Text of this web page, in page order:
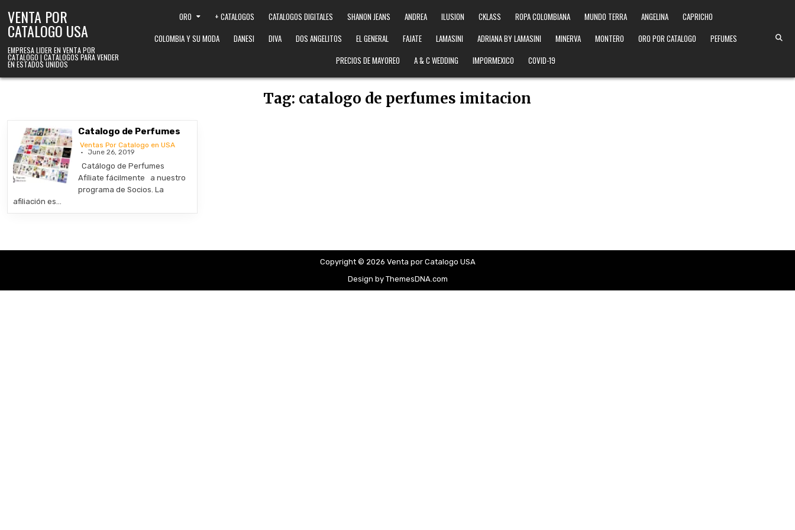
VENTA POR
CATALOGO USA
EMPRESA LIDER EN VENTA POR
CATALOGO | CATALOGOS PARA VENDER
EN ESTADOS UNIDOS
ORO + CATALOGOS CATALOGOS DIGITALES SHANON JEANS ANDREA ILUSION CKLASS ROPA COLOMBIANA MUNDO TERRA ANGELINA
CAPRICHO
COLOMBIA Y SU MODA
DANESI DIVA DOS ANGELITOS EL GENERAL FAJATE LAMASINI ADRIANA BY LAMASINI MINERVA MONTERO ORO POR CATALOGO
PEFUMES
PRECIOS DE MAYOREO
A & C WEDDING IMPORMEXICO COVID-19
Tag: catalogo de perfumes imitacion
Catalogo de Perfumes
Ventas Por Catalogo en USA
June 26, 2019
Catálogo de Perfumes
Afíliate fácilmente a nuestro
programa de Socios. La
afiliación es…
Copyright © 2026 Venta por Catalogo USA
Design by ThemesDNA.com